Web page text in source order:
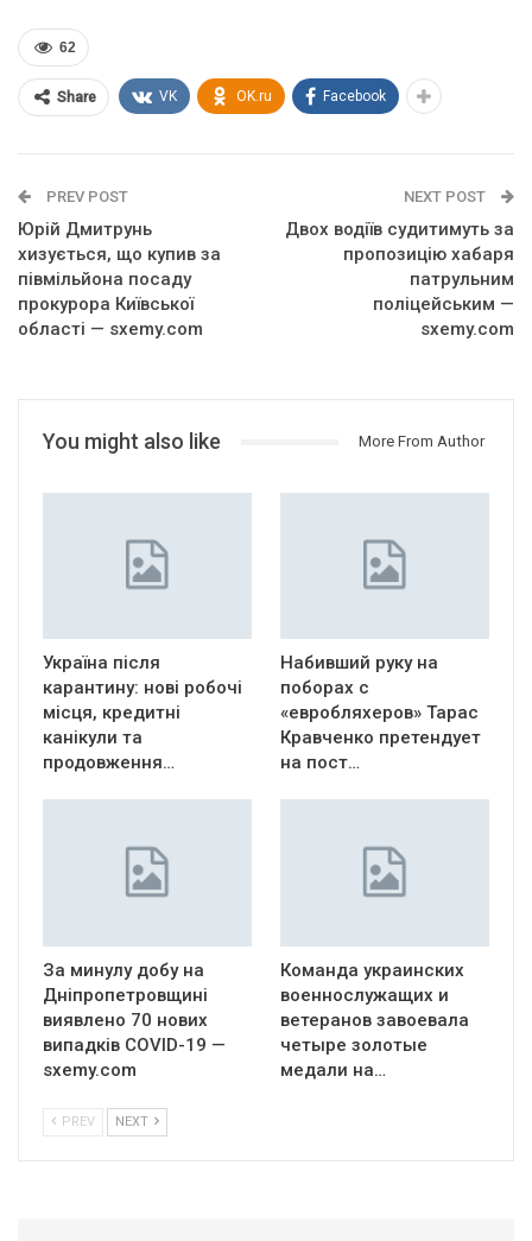
62
Share VK OK.ru Facebook
PREV POST
Юрій Дмитрунь
хизується, що купив за
півмільйона посаду
прокурора Київської
області — sxemy.com
NEXT POST
Двох водіїв судитимуть за
пропозицію хабаря
патрульним
поліцейським —
sxemy.com
You might also like More From Author
Україна після
карантину: нові робочі
місця, кредитні
канікули та
продовження…
Набивший руку на
поборах с
«евробляхеров» Тарас
Кравченко претендует
на пост…
За минулу добу на
Дніпропетровщині
виявлено 70 нових
випадків COVID-19 —
sxemy.com
Команда украинских
военнослужащих и
ветеранов завоевала
четыре золотые
медали на…
PREV NEXT